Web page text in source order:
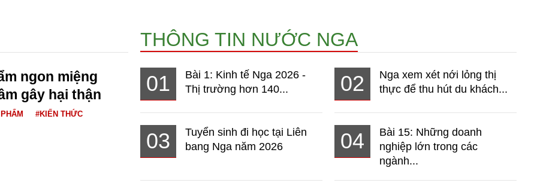
ngon miệng
gây hại thận
#KIẾN THỨC
THÔNG TIN NƯỚC NGA
01
Bài 1: Kinh tế Nga 2026 -
Thị trường hơn 140...
02
Nga xem xét nới lỏng thị
thực để thu hút du khách...
03
Tuyển sinh đi học tại Liên
bang Nga năm 2026
04
Bài 15: Những doanh
nghiệp lớn trong các
ngành...